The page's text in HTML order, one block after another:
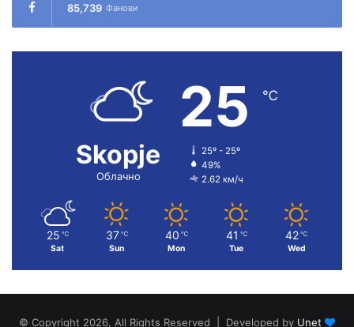
85,739 Фанови
Skopje
Облачно
25 ℃
25º - 25º
49%
2.62 км/ч
25 ℃
Sat
37 ℃
Sun
40 ℃
Mon
41 ℃
Tue
42 ℃
Wed
© Copyright 2026, All Rights Reserved | Developed by Unet